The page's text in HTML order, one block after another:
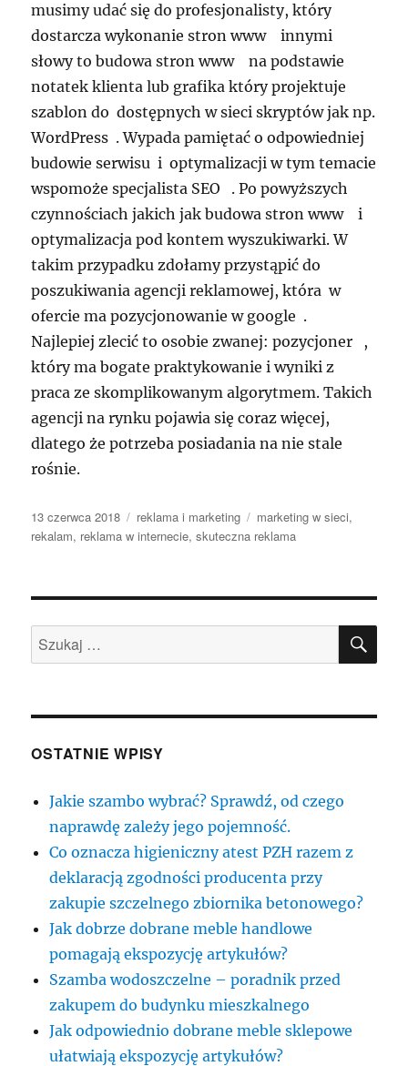
musimy udać się do profesjonalisty, który
dostarcza wykonanie stron www innymi
słowy to budowa stron www na podstawie
notatek klienta lub grafika który projektuje
szablon do dostępnych w sieci skryptów jak np.
WordPress . Wypada pamiętać o odpowiedniej
budowie serwisu i optymalizacji w tym temacie
wspomoże specjalista SEO . Po powyższych
czynnościach jakich jak budowa stron www i
optymalizacja pod kontem wyszukiwarki. W
takim przypadku zdołamy przystąpić do
poszukiwania agencji reklamowej, która w
ofercie ma pozycjonowanie w google .
Najlepiej zlecić to osobie zwanej: pozycjoner ,
który ma bogate praktykowanie i wyniki z
praca ze skomplikowanym algorytmem. Takich
agencji na rynku pojawia się coraz więcej,
dlatego że potrzeba posiadania na nie stale
rośnie.
Data
publikacji
13 czerwca 2018 Kategorie
reklama i marketing Tagi
marketing w sieci,
rekalam, reklama w internecie,skuteczna reklama
Szukaj:
OSTATNIE WPISY
Jakie szambo wybrać? Sprawdź, od czego
naprawdę zależy jego pojemność.
Co oznacza higieniczny atest PZH razem z
deklaracją zgodności producenta przy
zakupie szczelnego zbiornika betonowego?
Jak dobrze dobrane meble handlowe
pomagają ekspozycję artykułów?
Szamba wodoszczelne – poradnik przed
zakupem do budynku mieszkalnego
Jak odpowiednio dobrane meble sklepowe
ułatwiają ekspozycję artykułów?